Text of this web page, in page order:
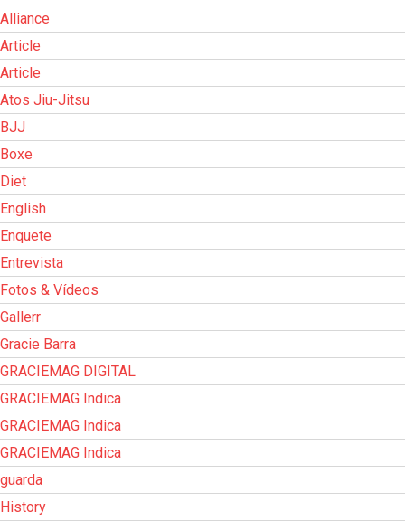
Alliance
Article
Article
Atos Jiu-Jitsu
BJJ
Boxe
Diet
English
Enquete
Entrevista
Fotos & Vídeos
Gallerr
Gracie Barra
GRACIEMAG DIGITAL
GRACIEMAG Indica
GRACIEMAG Indica
GRACIEMAG Indica
guarda
History